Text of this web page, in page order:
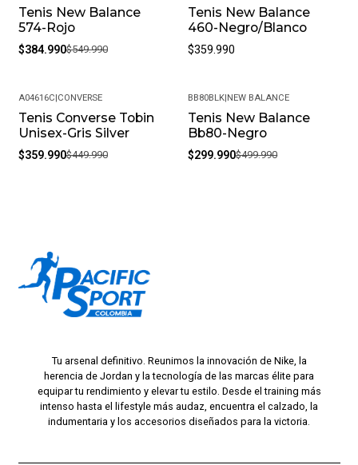
-30%
Tenis New Balance
574-Rojo
$384.990$549.990
Tenis New Balance
460-Negro/Blanco
$359.990
-20%
A04616C|CONVERSE
Tenis Converse Tobin
Unisex-Gris Silver
$359.990$449.990
-40%
BB80BLK|NEW BALANCE
Tenis New Balance
Bb80-Negro
$299.990$499.990
Tu arsenal definitivo. Reunimos la innovación de Nike, la
herencia de Jordan y la tecnología de las marcas élite para
equipar tu rendimiento y elevar tu estilo. Desde el training más
intenso hasta el lifestyle más audaz, encuentra el calzado, la
indumentaria y los accesorios diseñados para la victoria.